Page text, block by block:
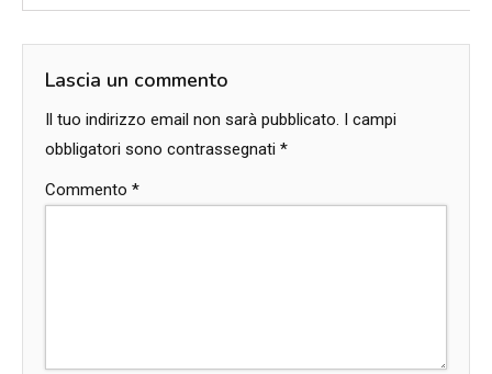
Lascia un commento
Il tuo indirizzo email non sarà pubblicato. I campi
obbligatori sono contrassegnati *
Commento *